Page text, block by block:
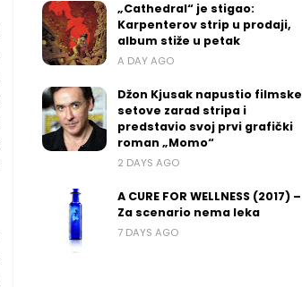
„Cathedral“ je stigao:
Karpenterov strip u prodaji,
album stiže u petak
A DAY AGO
Džon Kjusak napustio filmske
setove zarad stripa i
predstavio svoj prvi grafički
roman „Momo“
2 DAYS AGO
A CURE FOR WELLNESS (2017) –
Za scenario nema leka
7 DAYS AGO